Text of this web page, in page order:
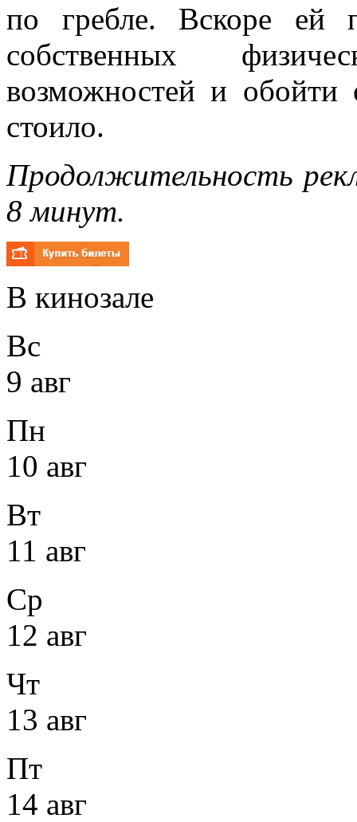
по гребле. Вскоре ей
собственных
возможностей и
стоило.
Продолжительность
8 минут.
В кинозале
Вс
9 авг
Пн
10 авг
Вт
11 авг
Ср
12 авг
Чт
13 авг
Пт
14 авг